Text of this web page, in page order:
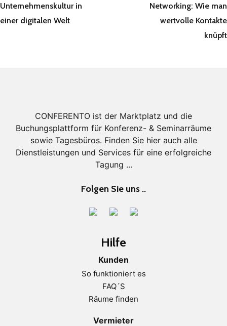
Unternehmenskultur in
einer digitalen Welt
Networking: Wie man
wertvolle Kontakte
knüpft
CONFERENTO ist der Marktplatz und die
Buchungsplattform für Konferenz- & Seminarräume
sowie Tagesbüros. Finden Sie hier auch alle
Dienstleistungen und Services für eine erfolgreiche
Tagung ...
Folgen Sie uns ..
Hilfe
Kunden
So funktioniert es
FAQ´S
Räume finden
Vermieter